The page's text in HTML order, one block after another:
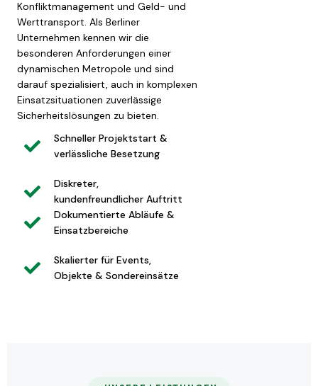
Konfliktmanagement und Geld- und
Werttransport. Als Berliner
Unternehmen kennen wir die
besonderen Anforderungen einer
dynamischen Metropole und sind
darauf spezialisiert, auch in komplexen
Einsatzsituationen zuverlässige
Sicherheitslösungen zu bieten.
Schneller Projektstart &
verlässliche Besetzung
Diskreter,
kundenfreundlicher Auftritt
Dokumentierte Abläufe &
Einsatzbereiche
Skalierter für Events,
Objekte & Sondereinsätze